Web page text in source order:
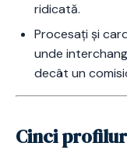
ridicată.
Procesați și
unde
decât un
Cinci